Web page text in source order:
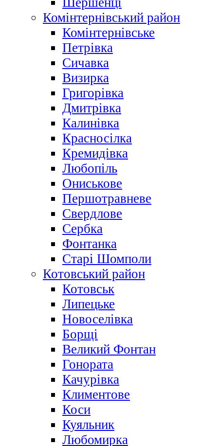
Комінтернівський район
Комінтернівське
Петрівка
Сичавка
Визирка
Григорівка
Дмитрівка
Калинівка
Красносілка
Кремидівка
Любопіль
Ониськове
Першотравневе
Свердлове
Сербка
Фонтанка
Старі Шомполи
Котовський район
Котовськ
Липецьке
Новоселівка
Борщі
Великий Фонтан
Гонората
Качурівка
Климентове
Коси
Куяльник
Любомирка